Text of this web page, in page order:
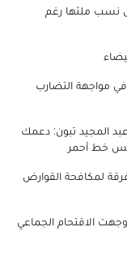
نسب ملئها رغم
مواجهة التضارب
المجيد تبون: دعمك
خط أحمر
لمكافحة القوارض
الاقتحام الجماعي